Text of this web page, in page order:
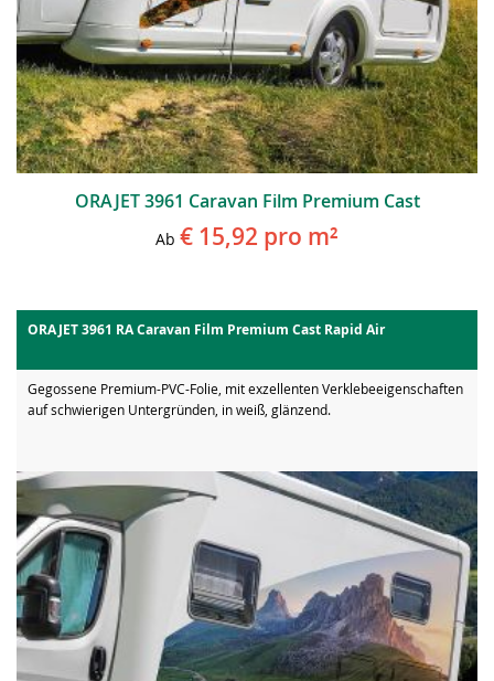
ORAJET 3961 Caravan Film Premium Cast
Ab € 15,92 pro m²
ORAJET 3961 RA Caravan Film Premium Cast Rapid Air
Gegossene Premium-PVC-Folie, mit exzellenten Verklebeeigenschaften
auf schwierigen Untergründen, in weiß, glänzend.